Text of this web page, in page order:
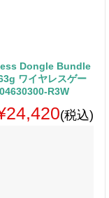
Dongle Bundle
ワイヤレスゲー
R3W
(税込)